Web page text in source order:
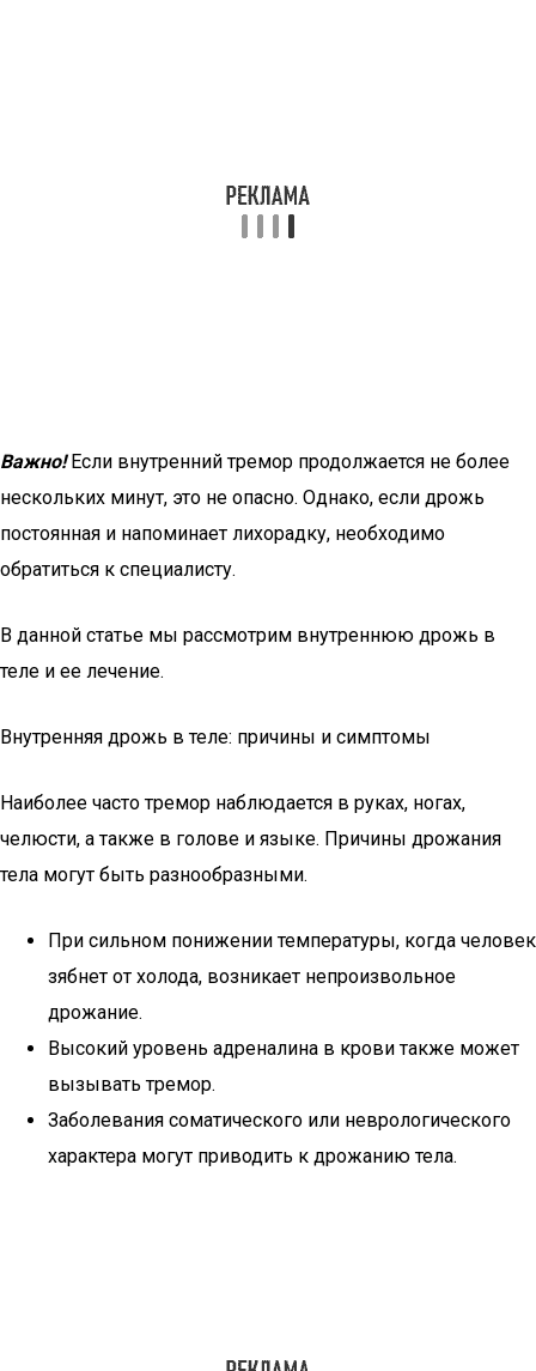
Важно!Если внутренний тремор продолжается не более
нескольких минут, это не опасно. Однако, если дрожь
постоянная и напоминает лихорадку, необходимо
обратиться к специалисту.
В данной статье мы рассмотрим внутреннюю дрожь в
теле и ее лечение.
Внутренняя дрожь в теле: причины и симптомы
Наиболее часто тремор наблюдается в руках, ногах,
челюсти, а также в голове и языке. Причины дрожания
тела могут быть разнообразными.
При сильном понижении температуры, когда человек
зябнет от холода, возникает непроизвольное
дрожание.
Высокий уровень адреналина в крови также может
вызывать тремор.
Заболевания соматического или неврологического
характера могут приводить к дрожанию тела.